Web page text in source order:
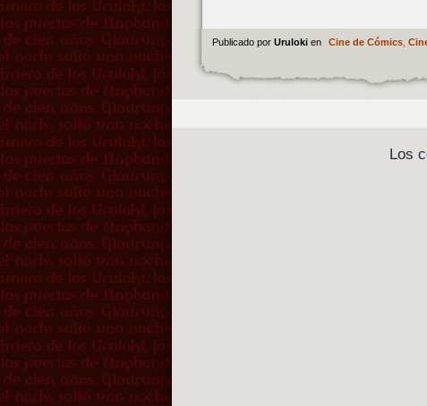
Publicado por Uruloki en Cine de Cómics,
Los